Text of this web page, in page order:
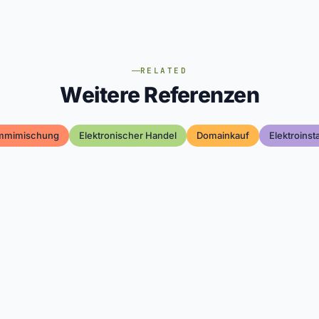
RELATED
Weitere Referenzen
Elektronischer Handel Domainkauf